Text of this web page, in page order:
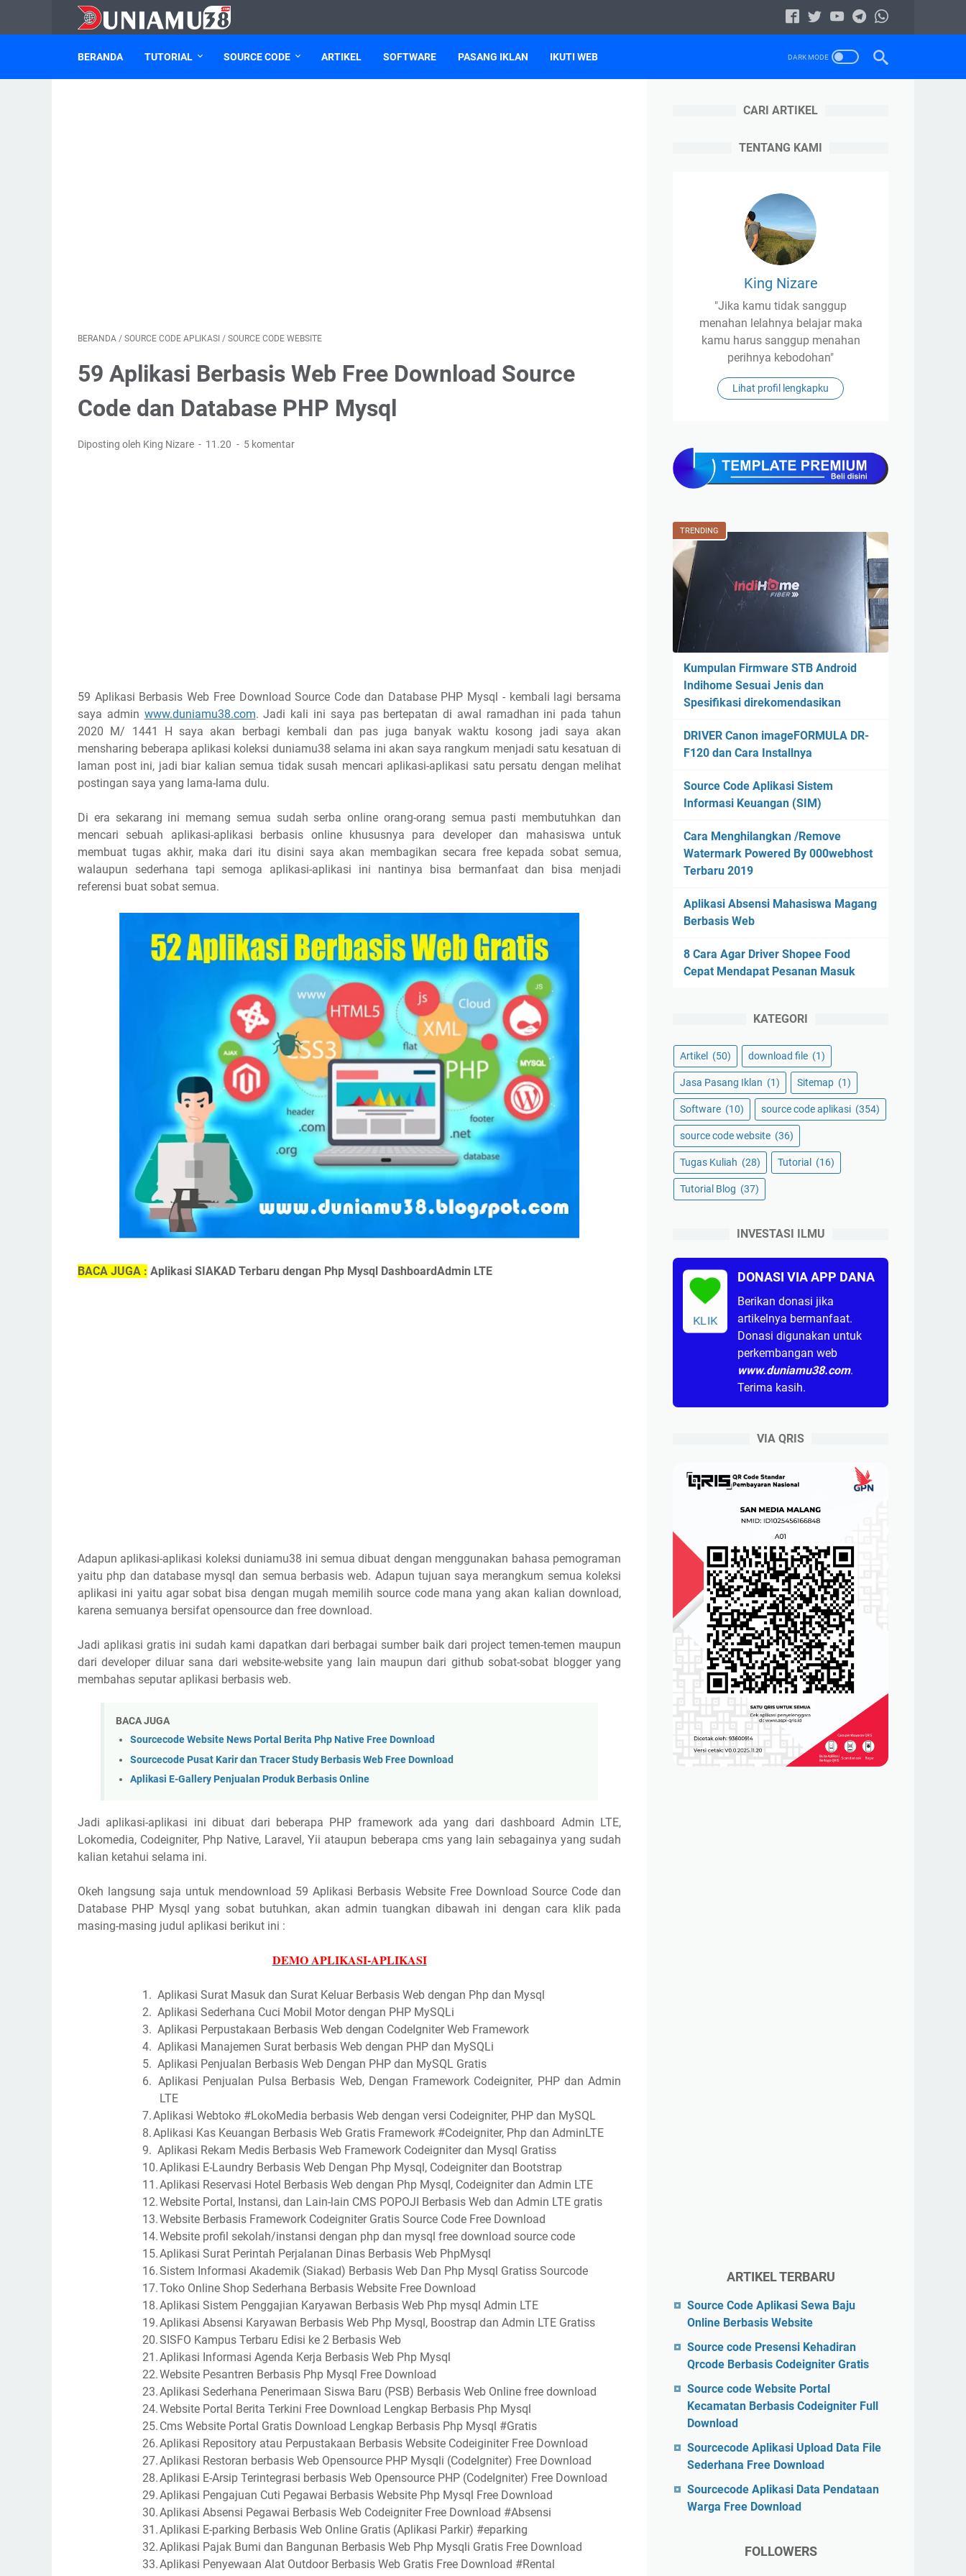
BERANDA TUTORIAL SOURCE CODE ARTIKEL SOFTWARE PASANG IKLAN IKUTI WEB
BERANDA / SOURCE CODE APLIKASI / SOURCE CODE WEBSITE
59 Aplikasi Berbasis Web Free Download Source
Code dan Database PHP Mysql
Diposting oleh King Nizare 11.20 5 komentar
59 Aplikasi Berbasis Web Free Download Source Code dan Database PHP Mysql - kembali lagi bersama
saya admin www.duniamu38.com. Jadi kali ini saya pas bertepatan di awal ramadhan ini pada tahun
2020 M/ 1441 H saya akan berbagi kembali dan pas juga banyak waktu kosong jadi saya akan
mensharing beberapa aplikasi koleksi duniamu38 selama ini akan saya rangkum menjadi satu kesatuan di
laman post ini, jadi biar kalian semua tidak susah mencari aplikasi-aplikasi satu persatu dengan melihat
postingan saya yang lama-lama dulu.
Di era sekarang ini memang semua sudah serba online orang-orang semua pasti membutuhkan dan
mencari sebuah aplikasi-aplikasi berbasis online khususnya para developer dan mahasiswa untuk
membuat tugas akhir, maka dari itu disini saya akan membagikan secara free kepada sobat semua,
walaupun sederhana tapi semoga aplikasi-aplikasi ini nantinya bisa bermanfaat dan bisa menjadi
referensi buat sobat semua.
BACA JUGA : Aplikasi SIAKAD Terbaru dengan Php Mysql DashboardAdmin LTE
Adapun aplikasi-aplikasi koleksi duniamu38 ini semua dibuat dengan menggunakan bahasa pemograman
yaitu php dan database mysql dan semua berbasis web. Adapun tujuan saya merangkum semua koleksi
aplikasi ini yaitu agar sobat bisa dengan mugah memilih source code mana yang akan kalian download,
karena semuanya bersifat opensource dan free download.
Jadi aplikasi gratis ini sudah kami dapatkan dari berbagai sumber baik dari project temen-temen maupun
dari developer diluar sana dari website-website yang lain maupun dari github sobat-sobat blogger yang
membahas seputar aplikasi berbasis web.
BACA JUGA
Sourcecode Website News Portal Berita Php Native Free Download
Sourcecode Pusat Karir dan Tracer Study Berbasis Web Free Download
Aplikasi E-Gallery Penjualan Produk Berbasis Online
Jadi aplikasi-aplikasi ini dibuat dari beberapa PHP framework ada yang dari dashboard Admin LTE,
Lokomedia, Codeigniter, Php Native, Laravel, Yii ataupun beberapa cms yang lain sebagainya yang sudah
kalian ketahui selama ini.
Okeh langsung saja untuk mendownload 59 Aplikasi Berbasis Website Free Download Source Code dan
Database PHP Mysql yang sobat butuhkan, akan admin tuangkan dibawah ini dengan cara klik pada
masing-masing judul aplikasi berikut ini :
DEMO APLIKASI-APLIKASI
1. Aplikasi Surat Masuk dan Surat Keluar Berbasis Web dengan Php dan Mysql
2. Aplikasi Sederhana Cuci Mobil Motor dengan PHP MySQLi
3. Aplikasi Perpustakaan Berbasis Web dengan CodeIgniter Web Framework
4. Aplikasi Manajemen Surat berbasis Web dengan PHP dan MySQLi
5. Aplikasi Penjualan Berbasis Web Dengan PHP dan MySQL Gratis
6. Aplikasi Penjualan Pulsa Berbasis Web, Dengan Framework Codeigniter, PHP dan Admin
LTE
7.Aplikasi Webtoko #LokoMedia berbasis Web dengan versi Codeigniter, PHP dan MySQL
8.Aplikasi Kas Keuangan Berbasis Web Gratis Framework #Codeigniter, Php dan AdminLTE
9. Aplikasi Rekam Medis Berbasis Web Framework Codeigniter dan Mysql Gratiss
10.Aplikasi E-Laundry Berbasis Web Dengan Php Mysql, Codeigniter dan Bootstrap
11.Aplikasi Reservasi Hotel Berbasis Web dengan Php Mysql, Codeigniter dan Admin LTE
12.Website Portal, Instansi, dan Lain-lain CMS POPOJI Berbasis Web dan Admin LTE gratis
13.Website Berbasis Framework Codeigniter Gratis Source Code Free Download
14.Website profil sekolah/instansi dengan php dan mysql free download source code
15.Aplikasi Surat Perintah Perjalanan Dinas Berbasis Web PhpMysql
16.Sistem Informasi Akademik (Siakad) Berbasis Web Dan Php Mysql Gratiss Sourcode
17.Toko Online Shop Sederhana Berbasis Website Free Download
18.Aplikasi Sistem Penggajian Karyawan Berbasis Web Php mysql Admin LTE
19.Aplikasi Absensi Karyawan Berbasis Web Php Mysql, Boostrap dan Admin LTE Gratiss
20.SISFO Kampus Terbaru Edisi ke 2 Berbasis Web
21.Aplikasi Informasi Agenda Kerja Berbasis Web Php Mysql
22.Website Pesantren Berbasis Php Mysql Free Download
23.Aplikasi Sederhana Penerimaan Siswa Baru (PSB) Berbasis Web Online free download
24.Website Portal Berita Terkini Free Download Lengkap Berbasis Php Mysql
25. Cms Website Portal Gratis Download Lengkap Berbasis Php Mysql #Gratis
26.Aplikasi Repository atau Perpustakaan Berbasis Website Codeiginiter Free Download
27.Aplikasi Restoran berbasis Web Opensource PHP Mysqli (CodeIgniter) Free Download
28.Aplikasi E-Arsip Terintegrasi berbasis Web Opensource PHP (CodeIgniter) Free Download
29.Aplikasi Pengajuan Cuti Pegawai Berbasis Website Php Mysql Free Download
30.Aplikasi Absensi Pegawai Berbasis Web Codeigniter Free Download #Absensi
31.Aplikasi E-parking Berbasis Web Online Gratis (Aplikasi Parkir) #eparking
32.Aplikasi Pajak Bumi dan Bangunan Berbasis Web Php Mysqli Gratis Free Download
33.Aplikasi Penyewaan Alat Outdoor Berbasis Web Gratis Free Download #Rental
CARI ARTIKEL
TENTANG KAMI
King Nizare
"Jika kamu tidak sanggup
menahan lelahnya belajar maka
kamu harus sanggup menahan
perihnya kebodohan"
Lihat profil lengkapku
TRENDING
Kumpulan Firmware STB Android
Indihome Sesuai Jenis dan
Spesifikasi direkomendasikan
DRIVER Canon imageFORMULA DR-
F120 dan Cara Installnya
Source Code Aplikasi Sistem
Informasi Keuangan (SIM)
Cara Menghilangkan /Remove
Watermark Powered By 000webhost
Terbaru 2019
Aplikasi Absensi Mahasiswa Magang
Berbasis Web
8 Cara Agar Driver Shopee Food
Cepat Mendapat Pesanan Masuk
KATEGORI
Artikel (50) download file (1)
Jasa Pasang Iklan (1) Sitemap (1)
Software (10) source code aplikasi (354)
source code website (36)
Tugas Kuliah (28) Tutorial (16)
Tutorial Blog (37)
INVESTASI ILMU
KLIK
DONASI VIA APP DANA
Berikan donasi jika
artikelnya bermanfaat.
Donasi digunakan untuk
perkembangan web
www.duniamu38.com.
Terima kasih.
VIA QRIS
ARTIKEL TERBARU
Source Code Aplikasi Sewa Baju
Online Berbasis Website
Source code Presensi Kehadiran
Qrcode Berbasis Codeigniter Gratis
Source code Website Portal
Kecamatan Berbasis Codeigniter Full
Download
Sourcecode Aplikasi Upload Data File
Sederhana Free Download
Sourcecode Aplikasi Data Pendataan
Warga Free Download
FOLLOWERS